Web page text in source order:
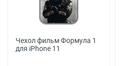
Чехол фильм Формула 1
для iPhone 11